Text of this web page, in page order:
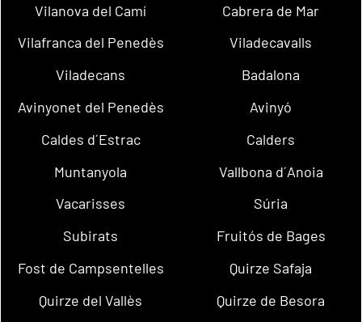
Vilanova del Camí
Cabrera de Mar
Vilafranca del Penedès
Viladecavalls
Viladecans
Badalona
Avinyonet del Penedès
Avinyó
Caldes d´Estrac
Calders
Muntanyola
Vallbona d´Anoia
Vacarisses
Súria
Subirats
Fruitós de Bages
Fost de Campsentelles
Quirze Safaja
Quirze del Vallès
Quirze de Besora